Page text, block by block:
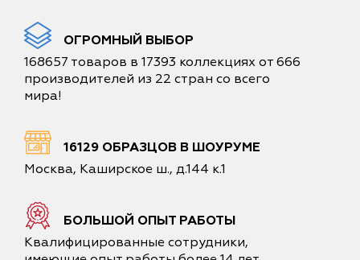
ОГРОМНЫЙ ВЫБОР
168657 товаров в 17393 коллекциях от 666
производителей из 22 стран со всего
мира!
16129 ОБРАЗЦОВ В ШОУРУМЕ
Москва, Каширское ш., д.144 к.1
БОЛЬШОЙ ОПЫТ РАБОТЫ
Квалифицированные сотрудники,